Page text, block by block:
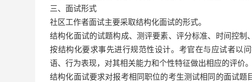
三、面试形式
社区工作者面试主要采取结构化面试的形式。
结构化面试的试题构成、测评要素、评分标准、时间控
按结构化要求事先进行规范性设计。考官在与应试者以
语、行为表现，对其相关能力和个性特征做出相应的评价。
结构化面试要求对报考相同职位的考生测试相同的面试